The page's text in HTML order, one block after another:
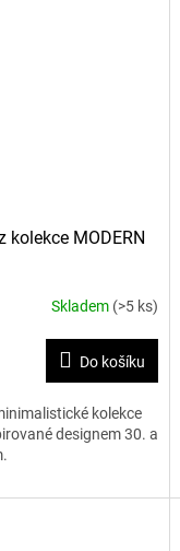
kolekce MODERN
Skladem (>5 ks)
Do košíku
kolekce
designem 30. a